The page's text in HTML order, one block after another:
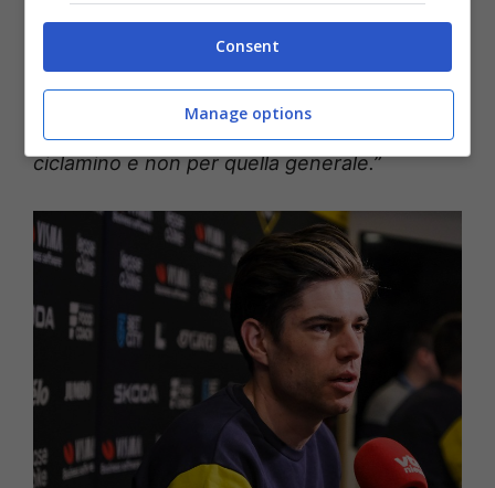
crack del Giro. Ha fatto una stagione
improntata sulle Classiche e sono convinto
che al Giro andrà molto forte. Penso vada
preso in considerazione per la maglia
ciclamino e non per quella generale.”
Consent
Manage options